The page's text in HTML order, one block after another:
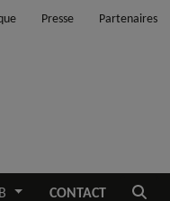
Presse Partenaires
CONTACT